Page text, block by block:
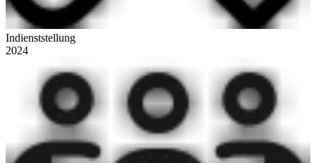
Indienststellung
2024